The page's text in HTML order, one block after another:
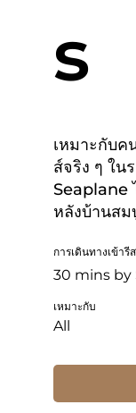
เหมาะกับ
ส์จริง ๆ ใน
Seaplane
หลังบ้านส
s
30 mins by
การเดินทางเข้ารี
All
เหมาะกับ